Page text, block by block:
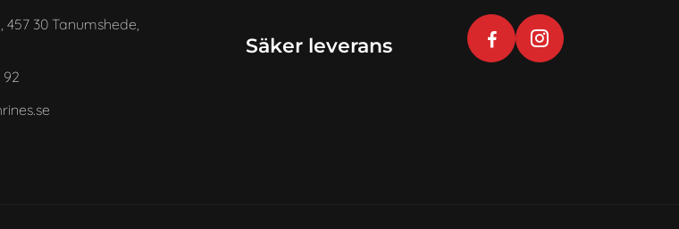
457 30 Tanumshede,
92
Säker leverans